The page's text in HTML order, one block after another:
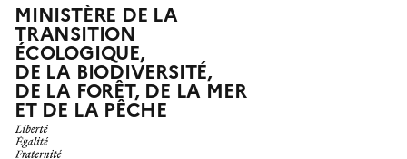
MINISTÈRE DE LA
TRANSITION
ÉCOLOGIQUE,
DE LA BIODIVERSITÉ,
DE LA FORÊT, DE LA MER
ET DE LA PÊCHE